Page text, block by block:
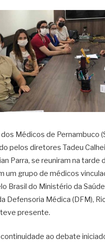
Médicos de Pernambuco
pelos diretores Tadeu
Parra, se reuniram na tarde
um grupo de médicos
Brasil do Ministério da Saúde
Defensoria Médica (DFM),
presente.
ao debate